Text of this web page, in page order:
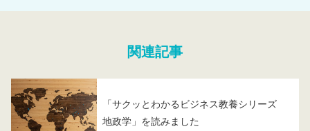
関連記事
「サクッとわかるビジネス教養シリーズ
地政学」を読みました